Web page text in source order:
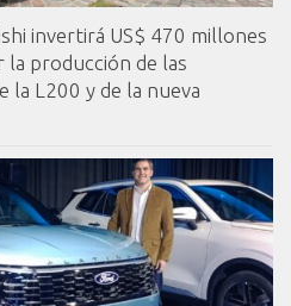
invertirá US$ 470 millones
la producción de las
la L200 y de la nueva